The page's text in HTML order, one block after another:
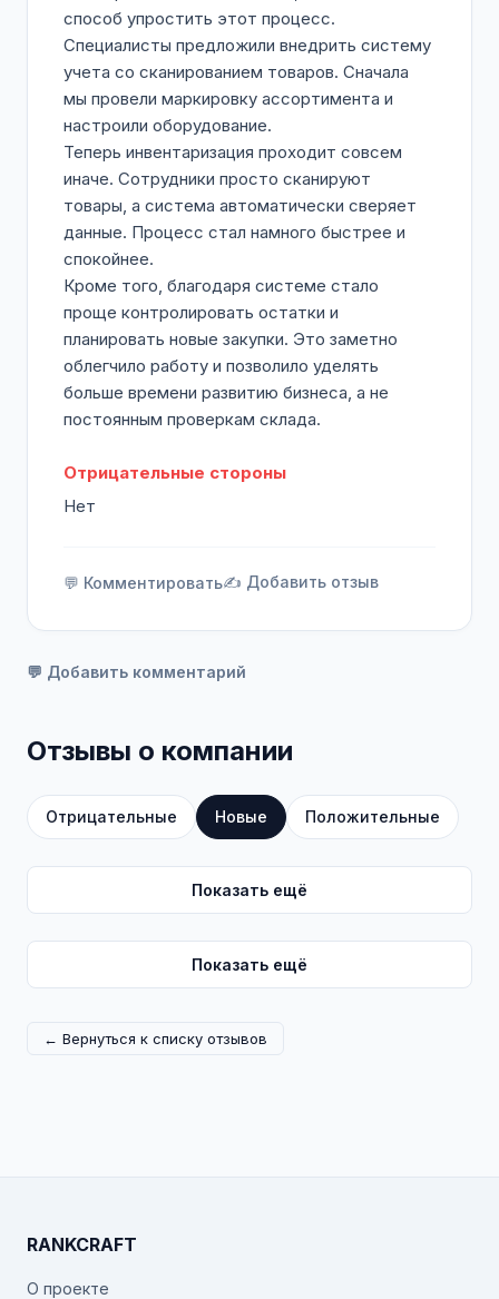
способ упростить этот процесс.
Специалисты предложили внедрить систему
учета со сканированием товаров. Сначала
мы провели маркировку ассортимента и
настроили оборудование.
Теперь инвентаризация проходит совсем
иначе. Сотрудники просто сканируют
товары, а система автоматически сверяет
данные. Процесс стал намного быстрее и
спокойнее.
Кроме того, благодаря системе стало
проще контролировать остатки и
планировать новые закупки. Это заметно
облегчило работу и позволило уделять
больше времени развитию бизнеса, а не
постоянным проверкам склада.
Отрицательные стороны
Нет
💬 Комментировать✍️ Добавить отзыв
💬 Добавить комментарий
Отзывы о компании
Отрицательные Новые Положительные
Показать ещё
Показать ещё
← Вернуться к списку отзывов
RANKCRAFT
О проекте